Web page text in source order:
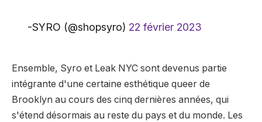
-SYRO (@shopsyro) 22 février 2023
Ensemble, Syro et Leak NYC sont devenus partie
intégrante d'une certaine esthétique queer de
Brooklyn au cours des cinq dernières années, qui
s'étend désormais au reste du pays et du monde. Les